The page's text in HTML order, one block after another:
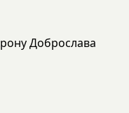
Доброслава